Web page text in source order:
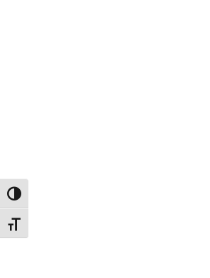
PASSER EN CONTRASTE ÉLEVÉ
CHANGER LA TAILLE DE LA POLICE